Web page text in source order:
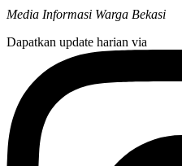
Media Informasi Warga Bekasi
Dapatkan update harian via